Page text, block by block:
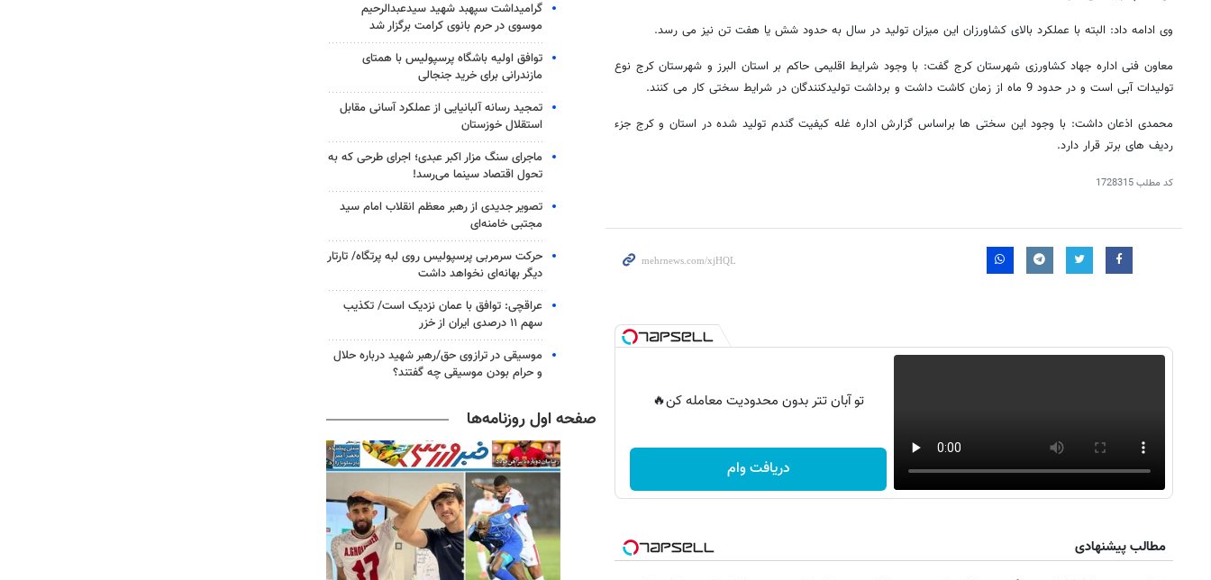
وی ادامه داد: البته با عملکرد بالای کشاورزان این میزان تولید در سال به حدود شش یا هفت تن نیز می رسد.
معاون فنی اداره جهاد کشاورزی شهرستان کرج گفت: با وجود شرایط اقلیمی حاکم بر استان البرز و شهرستان کرج نوع
تولیدات آبی است و در حدود 9 ماه از زمان کاشت داشت و برداشت تولیدکنندگان در شرایط سختی کار می کنند.
محمدی اذعان داشت: با وجود این سختی ها براساس گزارش اداره غله کیفیت گندم تولید شده در استان و کرج جزء
ردیف های برتر قرار دارد.
کد مطلب1728315
تو آبان تتر بدون محدودیت معامله کن🔥
دریافت وام
مطالب پیشنهادی
گرامیداشت سپهبد شهید سیدعبدالرحیم
موسوی در حرم بانوی کرامت برگزار شد
توافق اولیه باشگاه پرسپولیس با همتای
مازندرانی برای خرید جنجالی
تمجید رسانه آلبانیایی از عملکرد آسانی مقابل
استقلال خوزستان
ماجرای سنگ مزار اکبر عبدی؛ اجرای طرحی که به
تحول اقتصاد سینما می‌رسد!
تصویر جدیدی از رهبر معظم انقلاب امام سید
مجتبی خامنه‌ای
حرکت سرمربی پرسپولیس روی لبه پرتگاه/ تارتار
دیگر بهانه‌ای نخواهد داشت
عراقچی: توافق با عمان نزدیک است/ تکذیب
سهم ۱۱ درصدی ایران از خزر
موسیقی در ترازوی حق/رهبر شهید درباره حلال
و حرام بودن موسیقی چه گفتند؟
صفحه اول روزنامه‌ها